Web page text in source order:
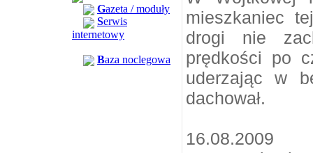
Gazeta / moduły
Serwis
internetowy
Baza noclegowa
mieszkaniec
drogi nie
prędkości po
uderzając w
dachował.
16.08.2009